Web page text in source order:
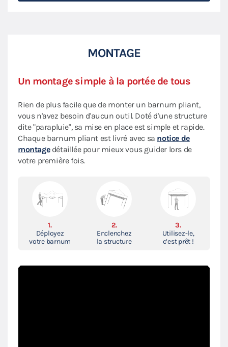
MONTAGE
Un montage simple à la portée de tous
Rien de plus facile que de monter un barnum pliant,
vous n'avez besoin d'aucun outil. Doté d'une structure
dite "parapluie", sa mise en place est simple et rapide.
Chaque barnum pliant est livré avec sa notice de
montagedétaillée pour mieux vous guider lors de
votre première fois.
1.
Déployez
votre barnum
2.
Enclenchez
la structure
3.
Utilisez-le,
c’est prêt !